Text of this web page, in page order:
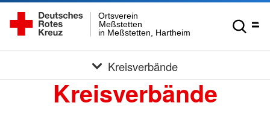
in Meßstetten, Hartheim und Heinstetten
Meßstetten
Ortsverein
Kreisverbände
Kreisverbände